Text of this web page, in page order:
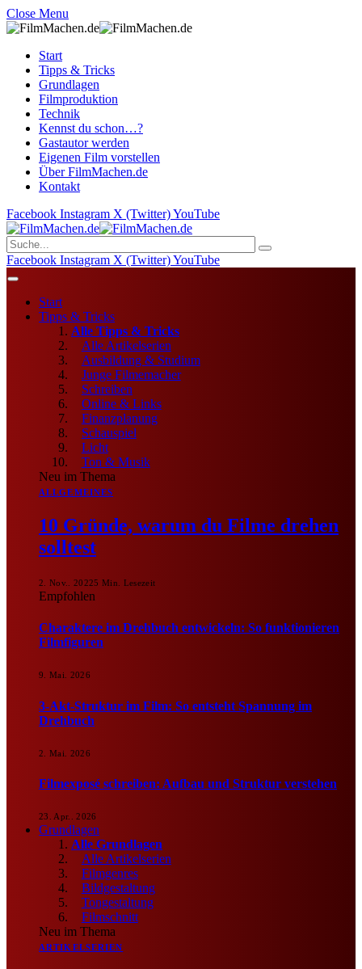
Close Menu
Start
Tipps & Tricks
Grundlagen
Filmproduktion
Technik
Kennst du schon…?
Gastautor werden
Eigenen Film vorstellen
Über FilmMachen.de
Kontakt
Facebook Instagram X (Twitter)YouTube
Facebook Instagram X (Twitter)YouTube
Start
Tipps & Tricks
Alle Tipps & Tricks
Alle Artikelserien
Ausbildung & Studium
Junge Filmemacher
Schreiben
Online & Links
Finanzplanung
Schauspiel
Licht
Ton & Musik
Neu im Thema
ALLGEMEINES
10 Gründe, warum du Filme drehen
solltest
2. Nov.. 20225 Min. Lesezeit
Empfohlen
Charaktere im Drehbuch entwickeln: So funktionieren
Filmfiguren
9. Mai. 2026
3-Akt-Struktur im Film: So entsteht Spannung im
Drehbuch
2. Mai. 2026
Filmexposé schreiben: Aufbau und Struktur verstehen
23. Apr.. 2026
Grundlagen
Alle Grundlagen
Alle Artikelserien
Filmgenres
Bildgestaltung
Tongestaltung
Filmschnitt
Neu im Thema
ARTIKELSERIEN